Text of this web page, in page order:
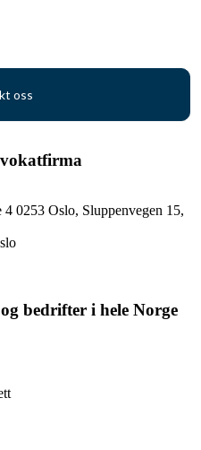
oss
4 0253 Oslo, Sluppenvegen 15,
bedrifter i hele Norge